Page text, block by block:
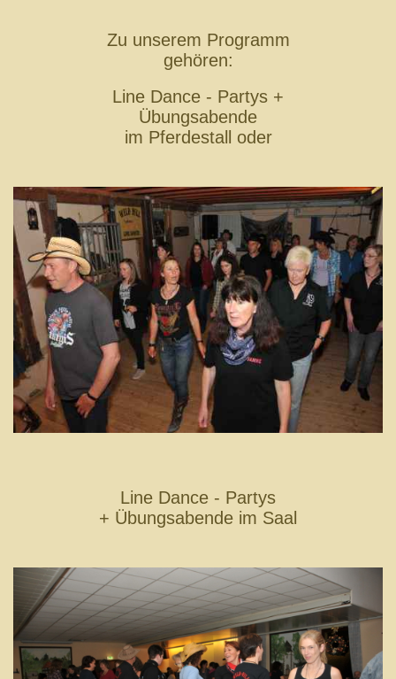
Zu unserem Programm
gehören:
Line Dance - Partys +
Übungsabende
im Pferdestall oder
Line Dance - Partys
+ Übungsabende im Saal